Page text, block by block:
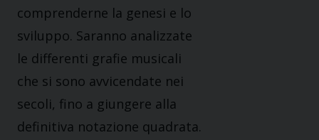
comprenderne la genesi e lo
sviluppo. Saranno analizzate
le differenti grafie musicali
che si sono avvicendate nei
secoli, fino a giungere alla
definitiva notazione quadrata.